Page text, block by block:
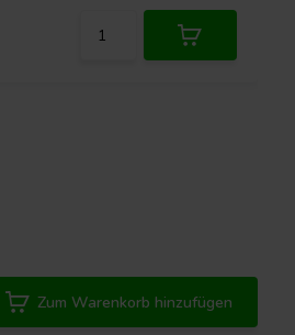
Zum Warenkorb hinzufügen